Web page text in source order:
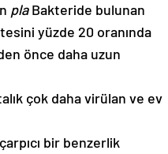
plaBakteride bulunan
yüzde 20 oranında
önce daha uzun
çok daha virülan ve ev
bir benzerlik